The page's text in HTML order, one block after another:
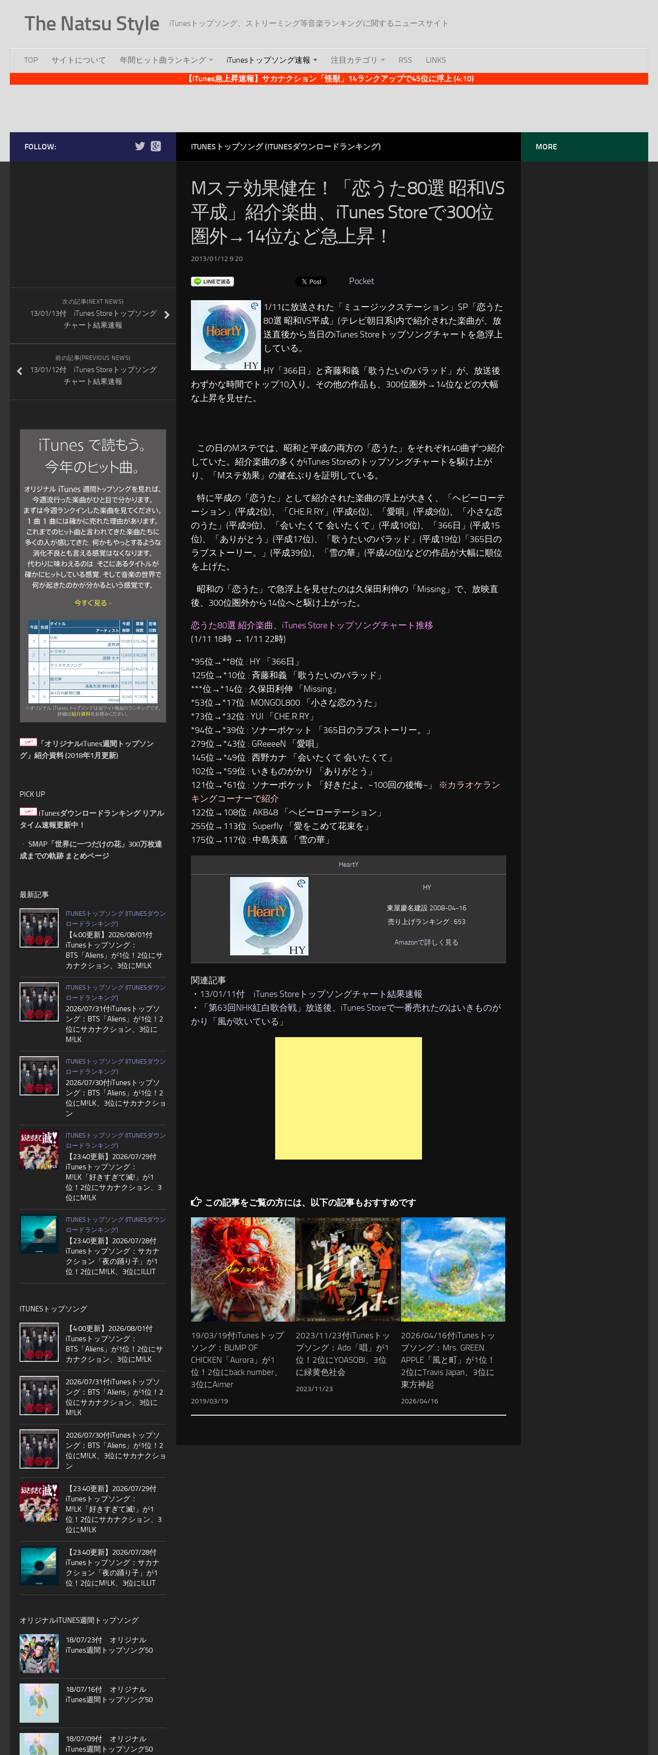
The Natsu Style iTunesトップソング、ストリーミング等音楽ランキングに関するニュースサイト
TOP サイトについて 年間ヒット曲ランキング iTunesトップソング速報 注目カテゴリ RSS
LINKS
【iTunes急上昇速報】サカナクション「怪獣」14ランクアップで45位に浮上 (4:10)
ITUNESトップソング (ITUNESダウンロードランキング)
Mステ効果健在！「恋うた80選 昭和VS
平成」紹介楽曲、iTunes Storeで300位
圏外→14位など急上昇！
2013/01/12 9:20
Pocket
1/11に放送された「ミュージックステーション」SP「恋うた
80選 昭和VS平成」(テレビ朝日系)内で紹介された楽曲が、放
送直後から当日のiTunes Storeトップソングチャートを急浮上
している。
HY「366日」と斉藤和義「歌うたいのバラッド」が、放送後
わずかな時間でトップ10入り。その他の作品も、300位圏外→14位などの大幅
な上昇を見せた。
この日のMステでは、昭和と平成の両方の「恋うた」をそれぞれ40曲ずつ紹介
していた。紹介楽曲の多くがiTunes Storeのトップソングチャートを駆け上が
り、「Mステ効果」の健在ぶりを証明している。
特に平成の「恋うた」として紹介された楽曲の浮上が大きく、「ヘビーローテ
ーション」(平成2位)、「CHE.R.RY」(平成6位)、「愛唄」(平成9位)、「小さな恋
のうた」(平成9位)、「会いたくて 会いたくて」(平成10位)、「366日」(平成15
位)、「ありがとう」(平成17位)、「歌うたいのバラッド」(平成19位)「365日の
ラブストーリー。」(平成39位)、「雪の華」(平成40位)などの作品が大幅に順位
を上げた。
昭和の「恋うた」で急浮上を見せたのは久保田利伸の「Missing」で、放映直
後、300位圏外から14位へと駆け上がった。
恋うた80選 紹介楽曲、iTunes Storeトップソングチャート推移
(1/11 18時 → 1/11 22時)
*95位→**8位 : HY 「366日」
125位→*10位 : 斉藤和義 「歌うたいのバラッド」
***位→*14位 : 久保田利伸 「Missing」
*53位→*17位 : MONGOL800 「小さな恋のうた」
*73位→*32位 : YUI 「CHE.R.RY」
*94位→*39位 : ソナーポケット 「365日のラブストーリー。」
279位→*43位 : GReeeeN 「愛唄」
145位→*49位 : 西野カナ 「会いたくて 会いたくて」
102位→*59位 : いきものがかり 「ありがとう」
121位→*61位 : ソナーポケット 「好きだよ。~100回の後悔~」 ※カラオケラン
キングコーナーで紹介
122位→108位 : AKB48 「ヘビーローテーション」
255位→113位 : Superfly 「愛をこめて花束を」
175位→117位 : 中島美嘉 「雪の華」
HeartY
HY
東屋慶名建設 2008-04-16
売り上げランキング : 653
Amazonで詳しく見る
関連記事
・ 13/01/11付 iTunes Storeトップソングチャート結果速報
・
「第63回NHK紅白歌合戦」放送後、iTunes Storeで一番売れたのはいきものが
かり「風が吹いている」
この記事をご覧の方には、以下の記事もおすすめです
19/03/19付iTunesトップ
ソング：BUMP OF
CHICKEN「Aurora」が1
位！2位にback number、
3位にAimer
2019/03/19
2023/11/23付iTunesトッ
プソング：Ado「唱」が1
位！2位にYOASOBI、3位
に緑黄色社会
2023/11/23
2026/04/16付iTunesトッ
プソング：Mrs. GREEN
APPLE「風と町」が1位！
2位にTravis Japan、3位に
東方神起
2026/04/16
FOLLOW:
次の記事(NEXT NEWS)
13/01/13付 iTunes Storeトップソング
チャート結果速報
前の記事(PREVIOUS NEWS)
13/01/12付 iTunes Storeトップソング
チャート結果速報
「オリジナルiTunes週間トップソン
グ」紹介資料 (2018年1月更新)
PICK UP
iTunesダウンロードランキング リアル
タイム速報更新中！
・ SMAP「世界に一つだけの花」300万枚達
成までの軌跡 まとめページ
最新記事
ITUNESトップソング (ITUNESダウン
ロードランキング)
【4:00更新】2026/08/01付
iTunesトップソング：
BTS「Aliens」が1位！2位にサ
カナクション、3位にM!LK
ITUNESトップソング (ITUNESダウン
ロードランキング)
2026/07/31付iTunesトップソ
ング：BTS「Aliens」が1位！2
位にサカナクション、3位に
M!LK
ITUNESトップソング (ITUNESダウン
ロードランキング)
2026/07/30付iTunesトップソ
ング：BTS「Aliens」が1位！2
位にM!LK、3位にサカナクショ
ン
ITUNESトップソング (ITUNESダウン
ロードランキング)
【23:40更新】2026/07/29付
iTunesトップソング：
M!LK「好きすぎて滅!」が1
位！2位にサカナクション、3
位にM!LK
ITUNESトップソング (ITUNESダウン
ロードランキング)
【23:40更新】2026/07/28付
iTunesトップソング：サカナ
クション「夜の踊り子」が1
位！2位にM!LK、3位にILLIT
ITUNESトップソング
【4:00更新】2026/08/01付
iTunesトップソング：
BTS「Aliens」が1位！2位にサ
カナクション、3位にM!LK
2026/07/31付iTunesトップソ
ング：BTS「Aliens」が1位！2
位にサカナクション、3位に
M!LK
2026/07/30付iTunesトップソ
ング：BTS「Aliens」が1位！2
位にM!LK、3位にサカナクショ
ン
【23:40更新】2026/07/29付
iTunesトップソング：
M!LK「好きすぎて滅!」が1
位！2位にサカナクション、3
位にM!LK
【23:40更新】2026/07/28付
iTunesトップソング：サカナ
クション「夜の踊り子」が1
位！2位にM!LK、3位にILLIT
オリジナルITUNES週間トップソング
18/07/23付 オリジナル
iTunes週間トップソング50
18/07/16付 オリジナル
iTunes週間トップソング50
18/07/09付 オリジナル
iTunes週間トップソング50
MORE